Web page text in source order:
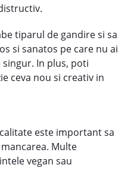
tiparul de gandire si sa
si sanatos pe care nu ai
In plus, poti
ceva nou si creativ in
este important sa
Multe
vegan sau